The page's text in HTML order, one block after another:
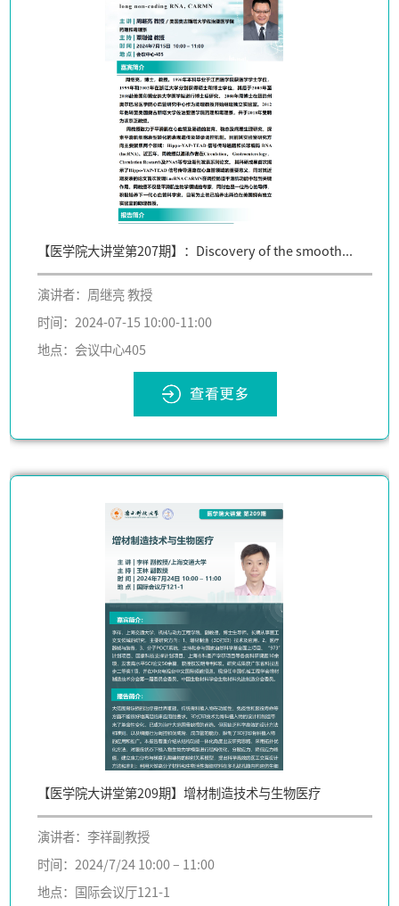
【医学院大讲堂第207期】：Discovery of the smooth...
演讲者：周继亮 教授
时间：2024-07-15 10:00-11:00
地点：会议中心405
【医学院大讲堂第209期】增材制造技术与生物医疗
演讲者：李祥副教授
时间：2024/7/24 10:00 – 11:00
地点：国际会议厅121-1